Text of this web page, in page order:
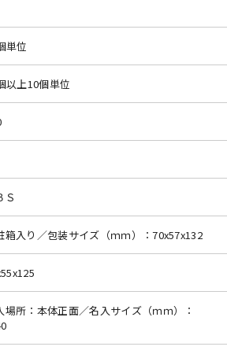
単位
以上10個単位
Ｓ
箱入り／包装サイズ（ｍｍ）：70x57x132
場所：本体正面／名入サイズ（ｍｍ）：